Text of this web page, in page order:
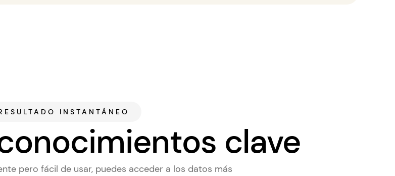
INSTANTÁNEO
clave
pero fácil de usar, puedes acceder a los datos más